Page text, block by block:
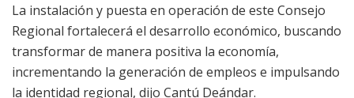
La instalación y puesta en operación de este Consejo
Regional fortalecerá el desarrollo económico, buscando
transformar de manera positiva la economía,
incrementando la generación de empleos e impulsando
la identidad regional, dijo Cantú Deándar.